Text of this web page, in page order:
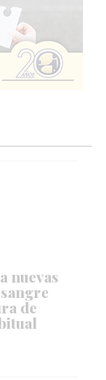
nuevas
de